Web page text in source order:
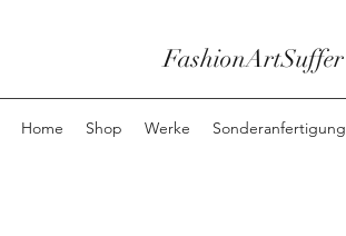
FashionArtSuffer
Home Shop Werke Sonderanfertigung